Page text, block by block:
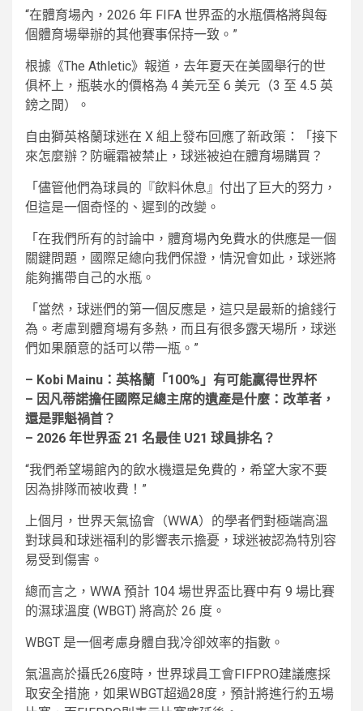
“在體育場內，2026 年 FIFA 世界盃的水瓶價格將與每
個體育場舉辦的其他賽事保持一致。”
根據《The Athletic》報道，去年夏天在美國舉行的世
俱杯上，瓶裝水的價格為 4 美元至 6 美元（3 至 4.5 英
鎊之間）。
自由獅英格蘭球迷在 X 組上發布回應了新政策：「接下
來怎麼辦？防曬霜被禁止，球迷被迫在體育場購買？
「儘管他們為球員的『飲料休息』付出了巨大的努力，
但這是一個奇怪的、遲到的改變。
「在我們所有的討論中，體育場內免費水的供應是一個
關鍵問題，國際足總向我們保證，情況會如此，球迷將
能夠攜帶自己的水瓶。
「當然，球迷們的第一個反應是，這只是最新的搶錢行
為。考慮到體育場有多熱，而且有很多露天場所，球迷
們如果願意的話可以帶一瓶。”
– Kobi Mainu：英格蘭「100%」有可能贏得世界杯
– 因凡蒂諾擔任國際足總主席的遺產是什麼：改革者，
還是罪魁禍首？
– 2026 年世界盃 21 名最佳 U21 球員排名？
“我們希望場館內的飲水機還是免費的，希望大家不要
因為排隊而被收費！”
上個月，世界天氣協會（WWA）的學者們對極端高溫
對球員和球迷福利的影響表示擔憂，球迷被認為特別容
易受到傷害。
總而言之，WWA 預計 104 場世界盃比賽中有 9 場比賽
的濕球溫度 (WBGT) 將高於 26 度。
WBGT 是一個考慮身體自我冷卻效率的指數。
氣溫高於攝氏26度時，世界球員工會FIFPRO建議應採
取安全措施，如果WBGT超過28度，預計將進行約五場